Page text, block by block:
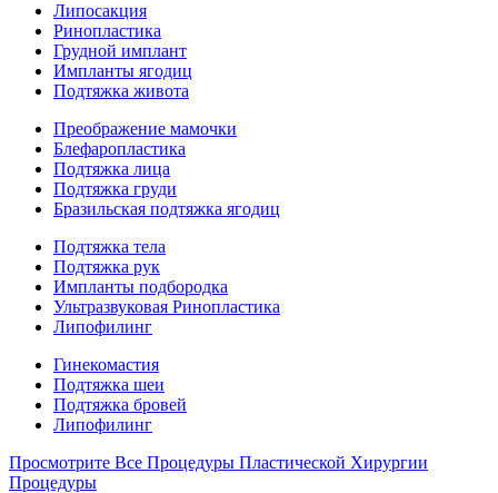
Липосакция
Ринопластика
Грудной имплант
Импланты ягодиц
Подтяжка живота
Преображение мамочки
Блефаропластика
Подтяжка лица
Подтяжка груди
Бразильская подтяжка ягодиц
Подтяжка тела
Подтяжка рук
Импланты подбородка
Ультразвуковая Ринопластика
Липофилинг
Гинекомастия
Подтяжка шеи
Подтяжка бровей
Липофилинг
Просмотрите Все Процедуры Пластической Хирургии
Процедуры